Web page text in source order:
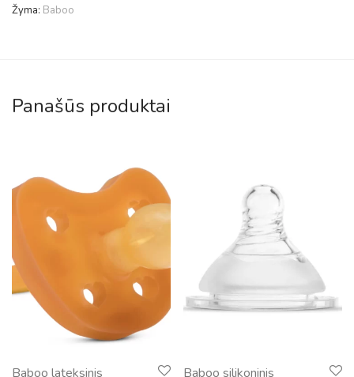
Žyma: Baboo
Panašūs produktai
Baboo lateksinis
Baboo silikoninis